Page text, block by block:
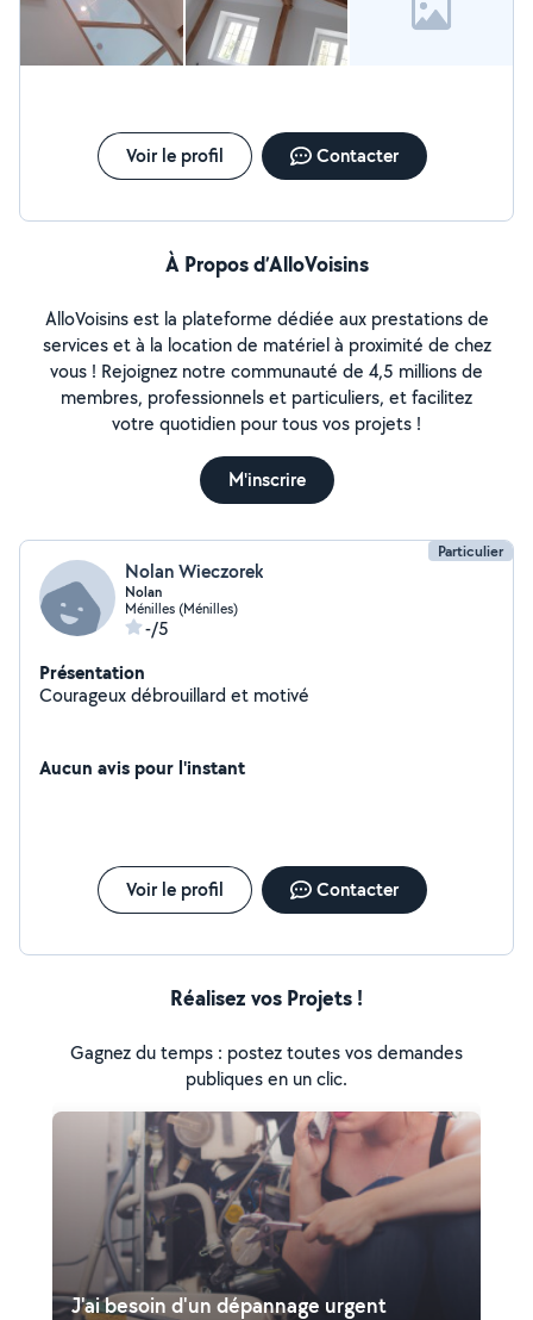
Voir le profil Contacter
À Propos d’AlloVoisins
AlloVoisins est la plateforme dédiée aux prestations de
services et à la location de matériel à proximité de chez
vous ! Rejoignez notre communauté de 4,5 millions de
membres, professionnels et particuliers, et facilitez
votre quotidien pour tous vos projets !
M'inscrire
Particulier
Nolan Wieczorek
Nolan
Ménilles (Ménilles)
-/5
Présentation
Courageux débrouillard et motivé
Aucun avis pour l'instant
Voir le profil Contacter
Réalisez vos Projets !
Gagnez du temps : postez toutes vos demandes
publiques en un clic.
J'ai besoin d'un dépannage urgent